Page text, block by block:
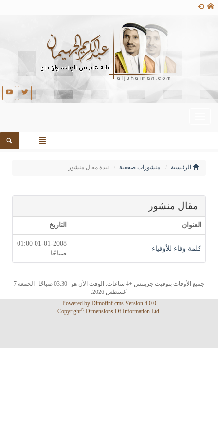
الرئيسية منشورات صحفية نبذة مقال منشور
مقال منشور
العنوان التاريخ
كلمة وفاء للأوفياء
01-01-2008 01:00
صباحًا
جميع الأوقات بتوقيت جرينتش +4 ساعات. الوقت الآن هو 03:30 صباحًا
الجمعة 7
أغسطس 2026.
Powered by Dimofinf cmsVersion 4.0.0
Copyright© Dimensions Of Information Ltd.